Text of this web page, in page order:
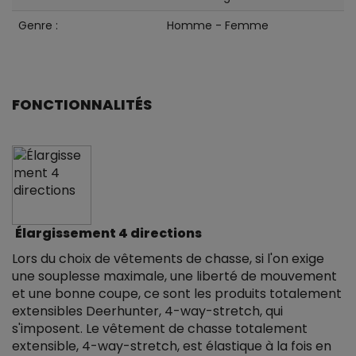
Genre :
Homme - Femme
FONCTIONNALITÉS
Élargissement 4 directions
Lors du choix de vêtements de chasse, si l'on exige
une souplesse maximale, une liberté de mouvement
et une bonne coupe, ce sont les produits totalement
extensibles Deerhunter, 4-way-stretch, qui
s'imposent. Le vêtement de chasse totalement
extensible, 4-way-stretch, est élastique à la fois en